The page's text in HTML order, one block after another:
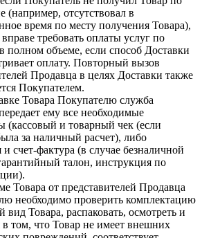
(например, отсутствовал в
время по месту получения Товара),
требовать оплаты услуг по
полном объеме, если способ Доставки
оплату. Повторный вызов
Продавца в целях Доставки также
Покупателем.
Товара Покупателю служба
ему все необходимые
(кассовый и товарный чек (если
за наличный расчет), либо
и счет-фактура (в случае безналичной
талон, инструкция по
Товара от представителей Продавца
необходимо проверить комплектацию
Товара, распаковать, осмотреть и
в том, что Товар не имеет внешних